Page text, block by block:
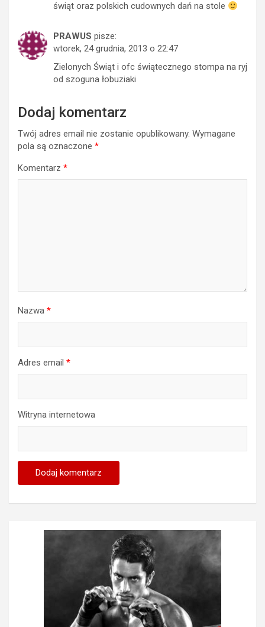
świąt oraz polskich cudownych dań na stole
PRAWUS pisze:
wtorek, 24 grudnia, 2013 o 22:47
Zielonych Świąt i ofc świątecznego stompa na ryj
od szoguna łobuziaki
Dodaj komentarz
Twój adres email nie zostanie opublikowany. Wymagane
pola są oznaczone *
Komentarz *
Nazwa *
Adres email *
Witryna internetowa